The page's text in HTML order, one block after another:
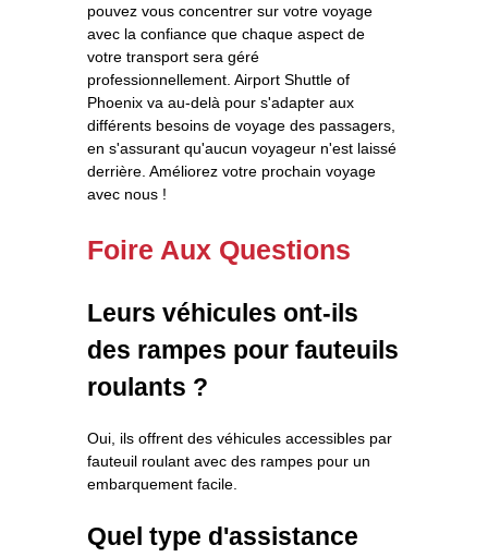
pouvez vous concentrer sur votre voyage
avec la confiance que chaque aspect de
votre transport sera géré
professionnellement. Airport Shuttle of
Phoenix va au-delà pour s'adapter aux
différents besoins de voyage des passagers,
en s'assurant qu'aucun voyageur n'est laissé
derrière. Améliorez votre prochain voyage
avec nous !
Foire Aux Questions
Leurs véhicules ont-ils
des rampes pour fauteuils
roulants ?
Oui, ils offrent des véhicules accessibles par
fauteuil roulant avec des rampes pour un
embarquement facile.
Quel type d'assistance